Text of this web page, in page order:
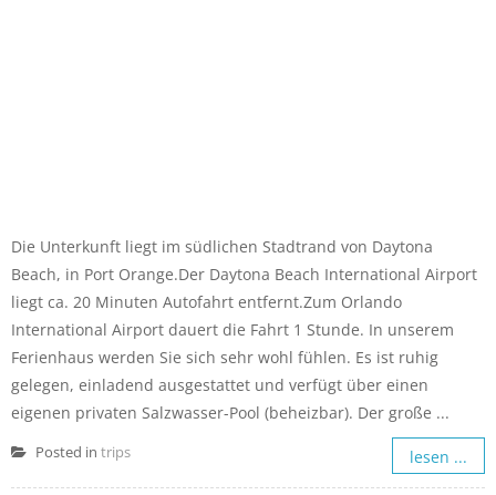
Die Unterkunft liegt im südlichen Stadtrand von Daytona
Beach, in Port Orange.Der Daytona Beach International Airport
liegt ca. 20 Minuten Autofahrt entfernt.Zum Orlando
International Airport dauert die Fahrt 1 Stunde. In unserem
Ferienhaus werden Sie sich sehr wohl fühlen. Es ist ruhig
gelegen, einladend ausgestattet und verfügt über einen
eigenen privaten Salzwasser-Pool (beheizbar). Der große ...
lesen ...
Posted in trips